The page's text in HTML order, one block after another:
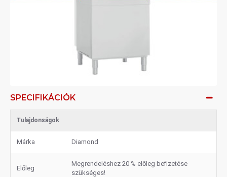
SPECIFIKÁCIÓK
Tulajdonságok
Márka Diamond
Előleg
Megrendeléshez 20 % előleg befizetése
szükséges!